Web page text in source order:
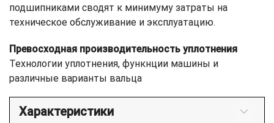
подшипниками сводят к минимуму затраты на
техническое обслуживание и эксплуатацию.
Превосходная производительность уплотнения
Технологии уплотнения, функнции машины и
различные варианты вальца
Характеристики